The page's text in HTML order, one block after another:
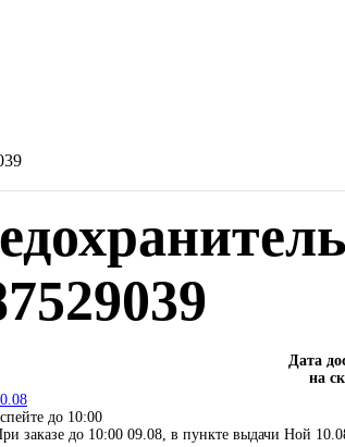
Дата
на
до 10:00
заказе до 10:00 09.08, в пункте выдачи Ной